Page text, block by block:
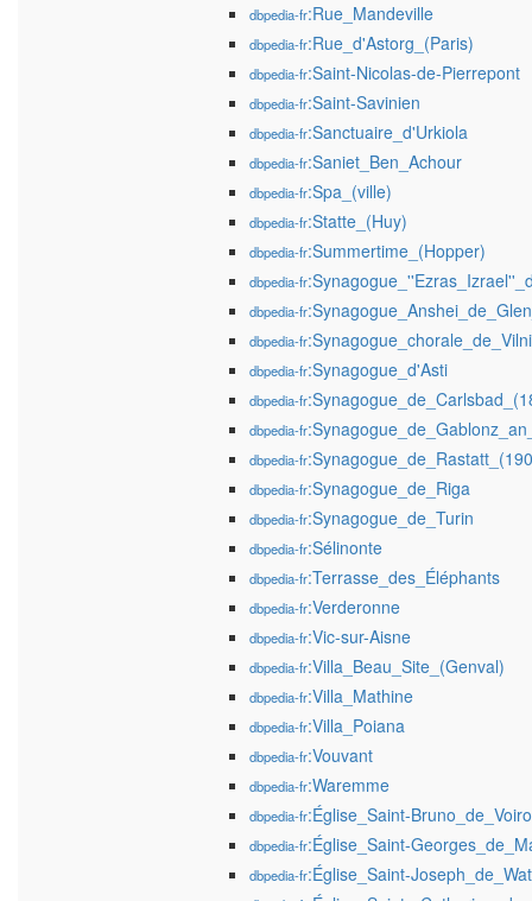
dbpedia-fr:Rue_Mandeville
dbpedia-fr:Rue_d'Astorg_(Paris)
dbpedia-fr:Saint-Nicolas-de-Pierrepont
dbpedia-fr:Saint-Savinien
dbpedia-fr:Sanctuaire_d'Urkiola
dbpedia-fr:Saniet_Ben_Achour
dbpedia-fr:Spa_(ville)
dbpedia-fr:Statte_(Huy)
dbpedia-fr:Summertime_(Hopper)
dbpedia-fr
dbpedia-fr
dbpedia-fr
dbpedia-fr:Synagogue_d'Asti
dbpedia-fr
dbpedia-fr
dbpedia-fr
dbpedia-fr:Synagogue_de_Riga
dbpedia-fr:Synagogue_de_Turin
dbpedia-fr:Sélinonte
dbpedia-fr:Terrasse_des_Éléphants
dbpedia-fr:Verderonne
dbpedia-fr:Vic-sur-Aisne
dbpedia-fr:Villa_Beau_Site_(Genval)
dbpedia-fr:Villa_Mathine
dbpedia-fr:Villa_Poiana
dbpedia-fr:Vouvant
dbpedia-fr:Waremme
dbpedia-fr:Église_Saint-
dbpedia-fr:Église_Saint-
dbpedia-fr:Église_Saint-